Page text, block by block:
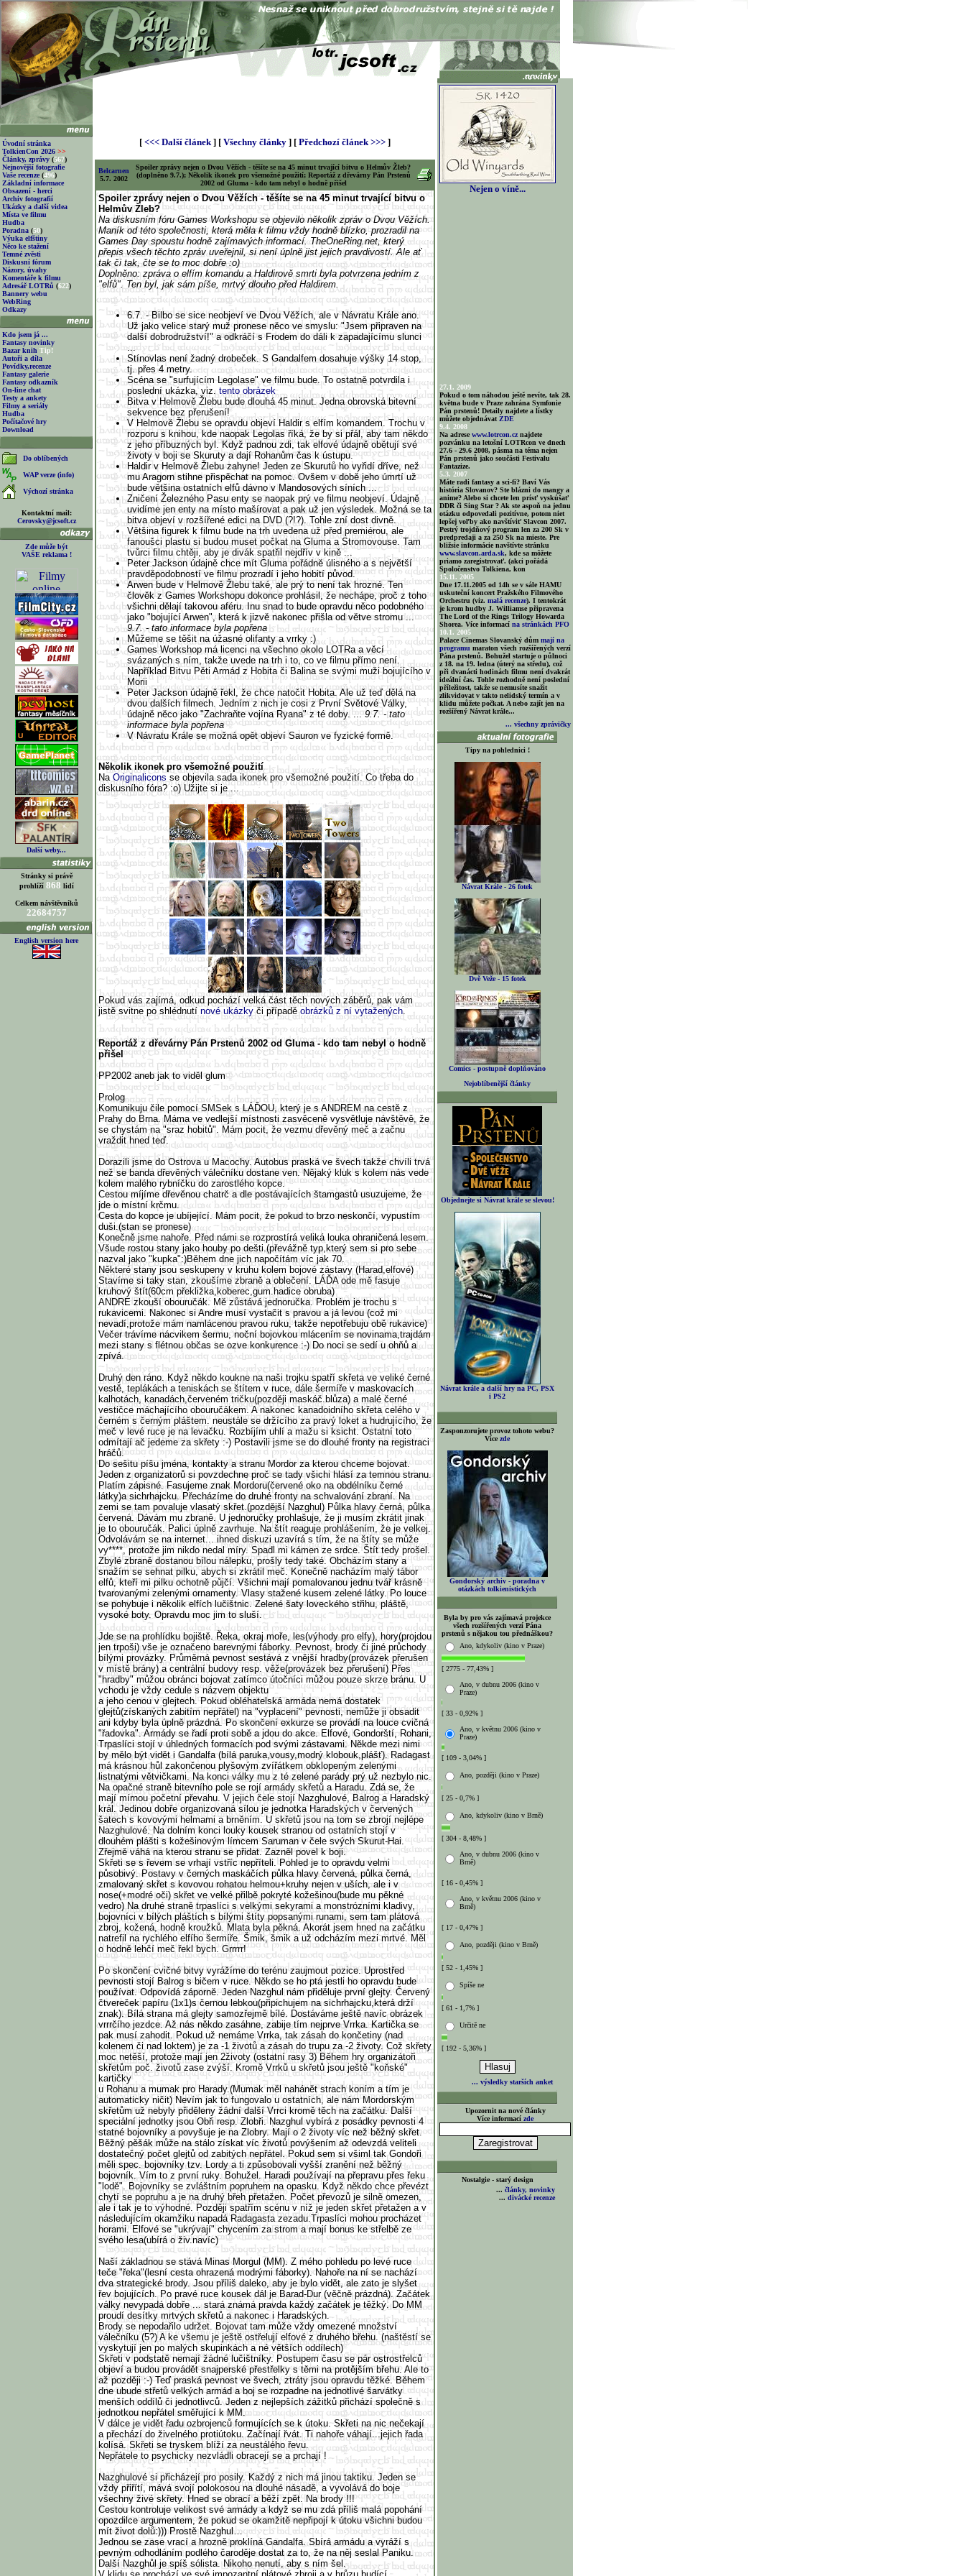
Úvodní stránka
TolkienCon 2026 >>
Články, zprávy (567)
Nejnovější fotografie
Vaše recenze (496)
Základní informace
Obsazení - herci
Archiv fotografií
Ukázky a další videa
Místa ve filmu
Hudba
Poradna (50)
Výuka elfštiny
Něco ke stažení
Temné zvěsti
Diskusní fórum
Názory, úvahy
Komentáře k filmu
Adresář LOTRů (622)
Bannery webu
WebRing
Odkazy
Kdo jsem já ...
Fantasy novinky
Bazar knih Tip!
Autoři a díla
Povídky,recenze
Fantasy galerie
Fantasy odkazník
On-line chat
Testy a ankety
Filmy a seriály
Hudba
Počítačové hry
Download
Do oblíbených
WAP verze (info)
Výchozí stránka
Kontaktní mail:
Cerovsky@jcsoft.cz
Zde může být
VAŠE reklama !
Další weby...
Stránky si právě
prohlíží868 lidí
Celkem návštěvníků
22684757
English version here
[ <<< Další článek] [ Všechny články ] [ Předchozí článek >>> ]
Belcarnen
5.7. 2002
Spoiler zprávy nejen o Dvou Věžích - těšíte se na 45 minut trvající bitvu o Helmův Žleb?
(doplněno 9.7.); Několik ikonek pro všemožné použití; Reportáž z dřevárny Pán Prstenů
2002 od Gluma - kdo tam nebyl o hodně přišel
Spoiler zprávy nejen o Dvou Věžích - těšíte se na 45 minut trvající bitvu o
Helmův Žleb?
Na diskusním fóru Games Workshopu se objevilo několik zpráv o Dvou Věžích.
Maník od této společnosti, která měla k filmu vždy hodně blízko, prozradil na
Games Day spoustu hodně zajímavých informací. TheOneRing.net, který
přepis všech těchto zpráv uveřejnil, si není úplně jist jejich pravdivostí. Ale ať
tak či tak, čte se to moc dobře :o)
Doplněno: zpráva o elfím komandu a Haldirově smrti byla potvrzena jedním z
"elfů". Ten byl, jak sám píše, mrtvý dlouho před Haldirem.
6.7. - Bilbo se sice neobjeví ve Dvou Věžích, ale v Návratu Krále ano.
Už jako velice starý muž pronese něco ve smyslu: "Jsem připraven na
další dobrodružství!" a odkráčí s Frodem do dáli k zapadajícímu slunci
...
Stínovlas není žadný drobeček. S Gandalfem dosahuje výšky 14 stop,
tj. přes 4 metry.
Scéna se "surfujícím Legolase" ve filmu bude. To ostatně potvrdila i
poslední ukázka, viz. tento obrázek
Bitva v Helmově Žlebu bude dlouhá 45 minut. Jedna obrovská bitevní
sekvence bez přerušení!
V Helmově Žlebu se opravdu objeví Haldir s elfím komandem. Trochu v
rozporu s knihou, kde naopak Legolas říká, že by si přál, aby tam někdo
z jeho příbuzných byl. Když padnou zdi, tak elfové údajně obětují své
životy v boji se Skuruty a dají Rohanům čas k ústupu.
Haldir v Helmově Žlebu zahyne! Jeden ze Skurutů ho vyřidí dříve, než
mu Aragorn stihne přispěchat na pomoc. Ovšem v době jeho úmrtí už
bude většina ostatních elfů dávno v Mandosových síních ...
Zničení Železného Pasu enty se naopak prý ve filmu neobjeví. Údajně
uvidíme jen enty na místo mašírovat a pak už jen výsledek. Možná se ta
bitva objeví v rozšířené edici na DVD (?!?). Tohle zní dost divně.
Většina figurek k filmu bude na trh uvedena už před premiérou, ale
fanoušci plastu si budou muset počkat na Gluma a Stromovouse. Tam
tvůrci filmu chtěji, aby je divák spatřil nejdřív v kině ...
Peter Jackson údajně chce mít Gluma pořádně úlisného a s největší
pravděpodobností ve filmu prozradí i jeho hobití původ.
Arwen bude v Helmově Žlebu také, ale prý to není tak hrozné. Ten
člověk z Games Workshopu dokonce prohlásil, že nechápe, proč z toho
všichni dělají takovou aféru. Inu snad to bude opravdu něco podobného
jako "bojující Arwen", která k jizvě nakonec přišla od větve stromu ...
9.7. - tato informace byla popřena
Můžeme se těšit na úžasné olifanty a vrrky :)
Games Workshop má licenci na všechno okolo LOTRa a věcí
svázaných s ním, takže uvede na trh i to, co ve filmu přímo není.
Například Bitvu Pěti Armád z Hobita či Balina se svými muži bojujícího v
Morii
Peter Jackson údajně řekl, že chce natočit Hobita. Ale už teď dělá na
dvou dalších filmech. Jedním z nich je cosi z První Světové Války,
údajně něco jako "Zachraňte vojína Ryana" z té doby. ...9.7. - tato
informace byla popřena
V Návratu Krále se možná opět objeví Sauron ve fyzické formě.
Několik ikonek pro všemožné použití
Na Originalicons se objevila sada ikonek pro všemožné použití. Co třeba do
diskusního fóra? :o) Užijte si je ...
Pokud vás zajímá, odkud pochází velká část těch nových záběrů, pak vám
jistě svitne po shlédnutí nové ukázkyči případěobrázků z ní vytažených.
Reportáž z dřevárny Pán Prstenů 2002 od Gluma - kdo tam nebyl o hodně
přišel
PP2002 aneb jak to viděl glum
Prolog
Komunikuju čile pomocí SMSek s LÁĎOU, který je s ANDREM na cestě z
Prahy do Brna. Máma ve vedlejší místnosti zasvěceně vysvětluje návštěvě, že
se chystám na "sraz hobitů". Mám pocit, že vezmu dřevěný meč a začnu
vraždit hned teď.
Dorazili jsme do Ostrova u Macochy. Autobus praská ve švech takže chvíli trvá
než se banda dřevěných válečníku dostane ven. Nějaký kluk s kolem nás vede
kolem malého rybníčku do zarostlého kopce.
Cestou míjíme dřevěnou chatrč a dle postávajících štamgastů usuzujeme, že
jde o místní krčmu.
Cesta do kopce je ubíjející. Mám pocit, že pokud to brzo neskončí, vypustím
duši.(stan se pronese)
Konečně jsme nahoře. Před námi se rozprostírá veliká louka ohraničená lesem.
Všude rostou stany jako houby po dešti.(převážně typ,který sem si pro sebe
nazval jako "kupka":)Během dne jich napočítám víc jak 70.
Některé stany jsou seskupeny v kruhu kolem bojové zástavy (Harad,elfové)
Stavíme si taky stan, zkoušíme zbraně a oblečení. LÁĎA ode mě fasuje
kruhový štít(60cm překližka,koberec,gum.hadice obruba)
ANDRE zkouší obouručák. Mě zůstává jednoručka. Problém je trochu s
rukavicemi. Nakonec si Andre musí vystačit s pravou a já levou (což mi
nevadí,protože mám namlácenou pravou ruku, takže nepotřebuju obě rukavice)
Večer trávíme nácvikem šermu, noční bojovkou mlácením se novinama,trajdám
mezi stany s flétnou občas se ozve konkurence :-) Do noci se sedí u ohňů a
zpívá.
Druhý den ráno. Když někdo koukne na naši trojku spatří skřeta ve veliké černé
vestě, teplákách a teniskách se štítem v ruce, dále šermíře v maskovacích
kalhotách, kanadách,červeném tričku(později maskáč.blůza) a malé černé
vestičce máchajícího obouručákem. A nakonec kanadoidního skřeta celého v
černém s černým pláštem. neustále se držícího za pravý loket a hudrujícího, že
meč v levé ruce je na levačku. Rozbíjím uhlí a mažu si ksicht. Ostatní toto
odmítají ač jedeme za skřety :-) Postavili jsme se do dlouhé fronty na registraci
hráčů.
Do sešitu píšu jména, kontakty a stranu Mordor za kterou chceme bojovat.
Jeden z organizatorů si povzdechne proč se tady všichi hlásí za temnou stranu.
Platím zápisné. Fasujeme znak Mordoru(červené oko na obdélníku černé
látky)a sichrhajcku. Přecházíme do druhé fronty na schvalování zbraní. Na
zemi se tam povaluje vlasatý skřet.(pozdější Nazghul) Půlka hlavy černá, půlka
červená. Dávám mu zbraně. U jednoručky prohlašuje, že ji musím zkrátit jinak
je to obouručák. Palici úplně zavrhuje. Na štít reaguje prohlášením, že je velkej.
Odvolávám se na internet... ihned diskuzi uzavírá s tím, že na štíty se může
vy****, protože jim nikdo nedal míry. Spadl mi kámen ze srdce. Štít tedy prošel.
Zbylé zbraně dostanou bílou nálepku, prošly tedy také. Obcházím stany a
snažím se sehnat pilku, abych si zkrátil meč. Konečně nacházím malý tábor
elfů, kteří mi pilku ochotně půjčí. Všichni mají pomalovanou jednu tvář krásně
tvarovanými zelenými ornamenty. Vlasy stažené kusem zelené látky. Po louce
se pohybuje i několik elfích lučištnic. Zelené šaty loveckého střihu, pláště,
vysoké boty. Opravdu moc jim to sluší.
Jde se na prohlídku bojiště. Řeka, okraj moře, les(výhody pro elfy), hory(projdou
jen trpoši) vše je označeno barevnými fáborky. Pevnost, brody či jiné průchody
bílými provázky. Průměrná pevnost sestává z vnější hradby(provázek přerušen
v místě brány) a centrální budovy resp. věže(provázek bez přerušení) Přes
"hradby" můžou obránci bojovat zatímco útočníci můžou pouze skrze bránu. U
vchodu je vždy cedule s názvem objektu
a jeho cenou v glejtech. Pokud obléhatelská armáda nemá dostatek
glejtů(získaných zabitím nepřátel) na "vyplacení" pevnosti, nemůže ji obsadit
ani kdyby byla úplně prázdná. Po skončení exkurze se provádí na louce cvičná
"řadovka". Armády se řadí proti sobě a jdou do akce. Elfové, Gondorští, Rohani,
Trpaslíci stojí v úhledných formacích pod svými zástavami. Někde mezi nimi
by mělo být vidět i Gandalfa (bílá paruka,vousy,modrý klobouk,plášť). Radagast
má krásnou hůl zakončenou plyšovým zvířátkem obklopeným zelenými
listnatými větvičkami. Na konci války mu z té zelené parády prý už nezbylo nic.
Na opačné straně bitevního pole se rojí armády skřetů a Haradu. Zdá se, že
mají mírnou početní převahu. V jejich čele stojí Nazghulové, Balrog a Haradský
král. Jedinou dobře organizovaná sílou je jednotka Haradských v červených
šatech s kovovými helmami a brněním. U skřetů jsou na tom se zbrojí nejlépe
Nazghulové. Na dolním konci louky kousek stranou od ostatních stojí v
dlouhém plášti s kožešinovým límcem Saruman v čele svých Skurut-Hai.
Zřejmě váhá na kterou stranu se přidat. Zazněl povel k boji.
Skřeti se s řevem se vrhají vstříc nepříteli. Pohled je to opravdu velmi
působivý. Postavy v černých maskáčích půlka hlavy červená, půlka černá,
zmalovaný skřet s kovovou rohatou helmou+kruhy nejen v uších, ale i v
nose(+modré oči) skřet ve velké přilbě pokryté kožešinou(bude mu pěkné
vedro) Na druhé straně trpaslíci s velkými sekyrami a monstrózními kladivy,
bojovníci v bílých pláštích s bílými štíty popsanými runami, sem tam plátová
zbroj, kožená, hodně kroužků. Mlata byla pěkná. Akorát jsem hned na začátku
natrefil na rychlého elfího šermíře. Šmik, šmik a už odcházím mezi mrtvé. Měl
o hodně lehčí meč řekl bych. Grrrrr!
Po skončení cvičné bitvy vyrážíme do terénu zaujmout pozice. Uprostřed
pevnosti stojí Balrog s bičem v ruce. Někdo se ho ptá jestli ho opravdu bude
používat. Odpovídá záporně. Jeden Nazghul nám přiděluje první glejty. Červený
čtvereček papíru (1x1)s černou lebkou(připichujem na sichrhajcku,která drží
znak). Bílá strana má glejty samozřejmě bílé. Dostáváme ještě navíc obrázek
vrrrčího jezdce. Až nás někdo zasáhne, zabije tím nejprve Vrrka. Kartička se
pak musí zahodit. Pokud už nemáme Vrrka, tak zásah do končetiny (nad
kolenem či nad loktem) je za -1 životů a zásah do trupu za -2 životy. Což skřety
moc netěší, protože mají jen 2životy (ostatní rasy 3) Během hry organizátoři
skřetům poč. životů zase zvýší. Kromě Vrrků u skřetů jsou ještě "koňské"
kartičky
u Rohanu a mumak pro Harady.(Mumak měl nahánět strach koním a tím je
automaticky ničit) Nevím jak to fungovalo u ostatních, ale nám Mordorským
skřetům už nebyly přiděleny žádní další Vrrci kromě těch na začátku. Další
speciální jednotky jsou Obři resp. Zlobři. Nazghul vybírá z posádky pevnosti 4
statné bojovníky a povyšuje je na Zlobry. Mají o 2 životy víc než běžný skřet.
Běžný pěšák může na stálo získat víc životů povýšením až odevzdá veliteli
dostatečný počet glejtů od zabitých nepřátel. Pokud sem si všiml tak Gondoři
měli spec. bojovníky tzv. Lordy a ti způsobovali vyšší zranění než běžný
bojovník. Vím to z první ruky. Bohužel. Haradi používají na přepravu přes řeku
"lodě". Bojovníky se zvláštním popruhem na opasku. Když někdo chce převézt
chytí se popruhu a je na druhý břeh přetažen. Počet převozů je silně omezen,
ale i tak je to výhodné. Později spatřím scénu v níž je jeden skřet přetažen a v
následujícím okamžiku napadá Radagasta zezadu.Trpaslíci mohou procházet
horami. Elfové se "ukrývají" chycením za strom a mají bonus ke střelbě ze
svého lesa(ubírá o živ.navíc)
Naší základnou se stává Minas Morgul (MM). Z mého pohledu po levé ruce
teče "řeka"(lesní cesta ohrazená modrými fáborky). Nahoře na ní se nachází
dva strategické brody. Jsou příliš daleko, aby je bylo vidět, ale zato je slyšet
řev bojujících. Po pravé ruce kousek dál je Barad-Dur (věčně prázdná). Začátek
války nevypadá dobře ... stará známá pravda každý začátek je těžký. Do MM
proudí desítky mrtvých skřetů a nakonec i Haradských.
Brody se nepodařilo udržet. Bojovat tam může vždy omezené množství
válečníku (5?) A ke všemu je ještě ostřelují elfové z druhého břehu. (naštěstí se
vyskytují jen po malých skupinkách a né větších oddílech)
Skřeti v podstatě nemají žádné lučištníky. Postupem času se pár ostrostřelců
objeví a budou provádět snajperské přestřelky s těmi na protějším břehu. Ale to
až později :-) Teď praská pevnost ve švech, ztráty jsou opravdu těžké. Během
dne ubude střetů velkých armád a boj se rozpadne na jednotlivé šarvátky
menších oddílů či jednotlivců. Jeden z nejlepších zážitků přichází společně s
jednotkou nepřátel směřující k MM.
V dálce je vidět řadu ozbrojenců formujících se k útoku. Skřeti na nic nečekají
a přechází do živelného protiútoku. Začínají řvát. Ti nahoře váhají...jejich řada
kolísá. Skřeti se tryskem blíží za neustálého řevu.
Nepřátele to psychicky nezvládli obracejí se a prchají !
Nazghulové si přicházejí pro posily. Každý z nich má jinou taktiku. Jeden se
vždy přiřítí, mává svojí polokosou na dlouhé násadě, a vyvolává do boje
všechny živé skřety. Hned se obrací a běží zpět. Na brody !!!
Cestou kontroluje velikost své armády a když se mu zdá příliš malá popohání
opozdilce argumentem, že pokud se okamžitě nepřipojí k útoku všichni budou
mít život dolů:))) Prostě Nazghul…
Jednou se zase vrací a hrozně proklíná Gandalfa. Sbírá armádu a vyráží s
pevným odhodláním podlého čaroděje dostat za to, že na něj seslal Paniku.
Další Nazghůl je spíš sólista. Nikoho nenutí, aby s ním šel.
Nejen o víně...
27.1. 2009
Pokud o tom náhodou ještě nevíte, tak 28.
května bude v Praze zahrána Symfonie
Pán prstenů! Detaily najdete a lístky
můžete objednávat ZDE
9.4. 2008
Na adrese www.lotrcon.cznajdete
pozvánku na letošní LOTRcon ve dnech
27.6 - 29.6 2008, pásma na téma nejen
Pán prstenů jako součásti Festivalu
Fantazize.
5.3. 2007
Máte radi fantasy a sci-fi? Baví Vás
história Slovanov? Ste blázni do mangy a
anime? Alebo si chcete len prísť vyskúšať
DDR či Sing Star ? Ak ste aspoň na jednu
otázku odpovedali pozitívne, potom niet
lepšej voľby ako navštíviť Slavcon 2007.
Pestrý trojdňový program len za 200 Sk v
predpredaji a za 250 Sk na mieste. Pre
bližsie informácie navštívte stránku
www.slavcon.arda.sk, kde sa môžete
priamo zaregistrovať. (akci pořádá
Spoločenstvo Tolkiena, kon
15.11. 2005
Dne 17.11.2005 od 14h se v sále HAMU
uskuteční koncert Pražského Filmového
Orchestru (viz. malá recenze). I tentokrát
je krom hudby J. Williamse připravena
The Lord of the Rings Trilogy Howarda
Shorea. Více informací na stránkách PFO
10.1. 2005
Palace Cinemas Slovanský dům mají na
programu maraton všech rozšířených verzí
Pána prstenů. Bohužel startuje o půlnoci
z 18. na 19. ledna (úterý na středu), což
při dvanácti hodinách filmu není dvakrát
ideální čas. Tohle rozhodně není poslední
příležitost, takže se nemusíte snažit
zlikvidovat v takto nelidský termín a v
klidu můžete počkat. A nebo zajít jen na
rozšířený Návrat krále...
... všechny zprávičky
Tipy na pohlednici !
Návrat Krále - 26 fotek
Dvě Veže - 15 fotek
Comics - postupně doplňováno
Nejoblíbenější články
Objednejte si Návrat krále se slevou!
Návrat krále a další hry na PC, PSX
i PS2
Zasponzorujete provoz tohoto webu?
Více zde
Gondorský archiv - poradna v
otázkách tolkienistických
Byla by pro vás zajímavá projekce
všech rozšířených verzí Pána
prstenů s nějakou tou přednáškou?
Ano, kdykoliv (kino v Praze)
[ 2775 - 77,43% ]
Ano, v dubnu 2006 (kino v
Praze)
[ 33 - 0,92% ]
Ano, v květnu 2006 (kino v
Praze)
[ 109 - 3,04% ]
Ano, později (kino v Praze)
[ 25 - 0,7% ]
Ano, kdykoliv (kino v Brně)
[ 304 - 8,48% ]
Ano, v dubnu 2006 (kino v
Brně)
[ 16 - 0,45% ]
Ano, v květnu 2006 (kino v
Brně)
[ 17 - 0,47% ]
Ano, později (kino v Brně)
[ 52 - 1,45% ]
Spíše ne
[ 61 - 1,7% ]
Určitě ne
[ 192 - 5,36% ]
... výsledky starších anket
Upozornit na nové články
Více informací zde
Nostalgie - starý design
... články, novinky
... divácké recenze